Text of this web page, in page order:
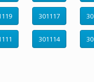
301117
301114